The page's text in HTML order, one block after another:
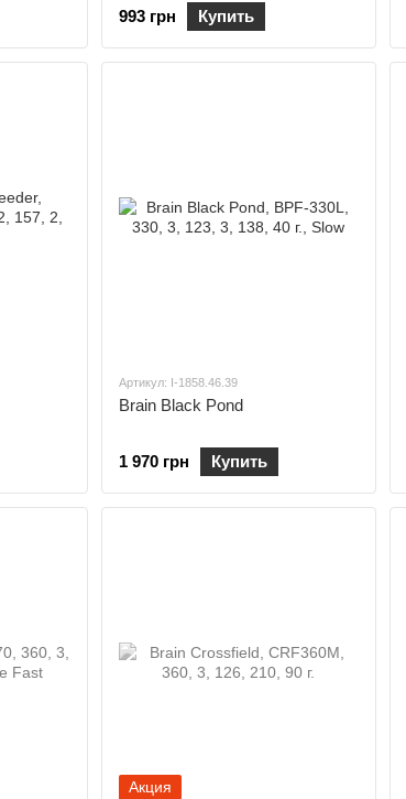
993 грн Купить
Артикул: I-1858.46.39
Brain Black Pond
1 970 грн Купить
Акция